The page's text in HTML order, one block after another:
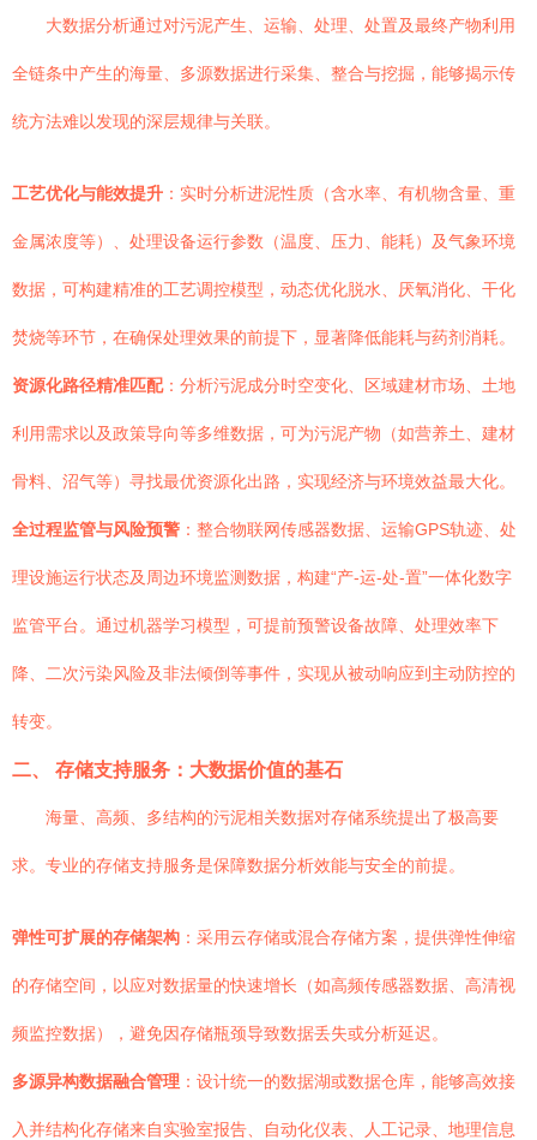
大数据分析通过对污泥产生、运输、处理、处置及最终产物利用
全链条中产生的海量、多源数据进行采集、整合与挖掘，能够揭示传
统方法难以发现的深层规律与关联。
工艺优化与能效提升 ：实时分析进泥性质（含水率、有机物含量、重
金属浓度等）、处理设备运行参数（温度、压力、能耗）及气象环境
数据，可构建精准的工艺调控模型，动态优化脱水、厌氧消化、干化
焚烧等环节，在确保处理效果的前提下，显著降低能耗与药剂消耗。
资源化路径精准匹配：分析污泥成分时空变化、区域建材市场、土地
利用需求以及政策导向等多维数据，可为污泥产物（如营养土、建材
骨料、沼气等）寻找最优资源化出路，实现经济与环境效益最大化。
全过程监管与风险预警 ：整合物联网传感器数据、运输GPS轨迹、处
理设施运行状态及周边环境监测数据，构建“产-运-处-置”一体化数字
监管平台。通过机器学习模型，可提前预警设备故障、处理效率下
降、二次污染风险及非法倾倒等事件，实现从被动响应到主动防控的
转变。
二、 存储支持服务：大数据价值的基石
海量、高频、多结构的污泥相关数据对存储系统提出了极高要
求。专业的存储支持服务是保障数据分析效能与安全的前提。
弹性可扩展的存储架构 ：采用云存储或混合存储方案，提供弹性伸缩
的存储空间，以应对数据量的快速增长（如高频传感器数据、高清视
频监控数据），避免因存储瓶颈导致数据丢失或分析延迟。
多源异构数据融合管理 ：设计统一的数据湖或数据仓库，能够高效接
入并结构化存储来自实验室报告、自动化仪表、人工记录、地理信息